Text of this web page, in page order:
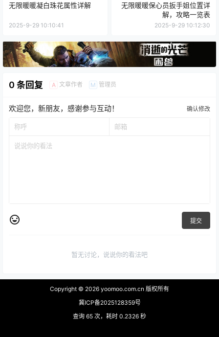
无限暖暖凝白珠花属性详解
2025-9-29 10:10:41
无限暖暖保心员扳手姐位置详
解，攻略一览表
2025-9-29 10:12:30
0 条回复 A 文章作者 M 管理员
欢迎您，新朋友，感谢参与互动！ 确认修改
提交
暂无讨论，说说你的看法吧
Copyright © 2026 yoomoo.com.cn 版权所有
冀ICP备2025128359号
查询 65 次，耗时 0.2326 秒